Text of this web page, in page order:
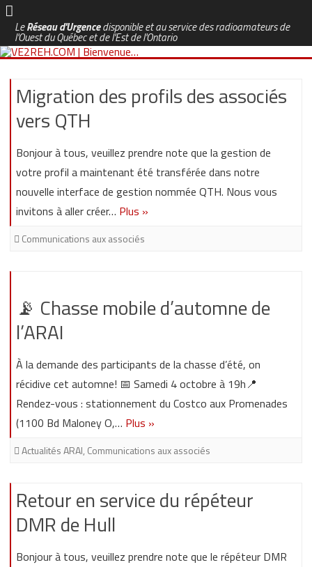
LeRéseau d'Urgencedisponible et au service des radioamateurs de
l'Ouest du Québec et de l'Est de l'Ontario
Skip
content
Migration des profils des associés
vers QTH
Bonjour à tous, veuillez prendre note que la gestion de
votre profil a maintenant été transférée dans notre
nouvelle interface de gestion nommée QTH. Nous vous
invitons à aller créer… Plus »
Communications aux associés
📡 Chasse mobile d’automne de
l’ARAI
À la demande des participants de la chasse d’été, on
récidive cet automne! 📅 Samedi 4 octobre à 19h📍
Rendez-vous : stationnement du Costco aux Promenades
(1100 Bd Maloney O,… Plus »
Actualités ARAI, Communications aux associés
Retour en service du répéteur
DMR de Hull
Bonjour à tous, veuillez prendre note que le répéteur DMR